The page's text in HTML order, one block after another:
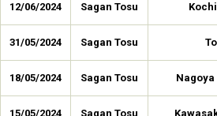
12/06/2024 Sagan Tosu
31/05/2024 Sagan Tosu
18/05/2024 Sagan Tosu
15/05/2024 Sagan Tosu